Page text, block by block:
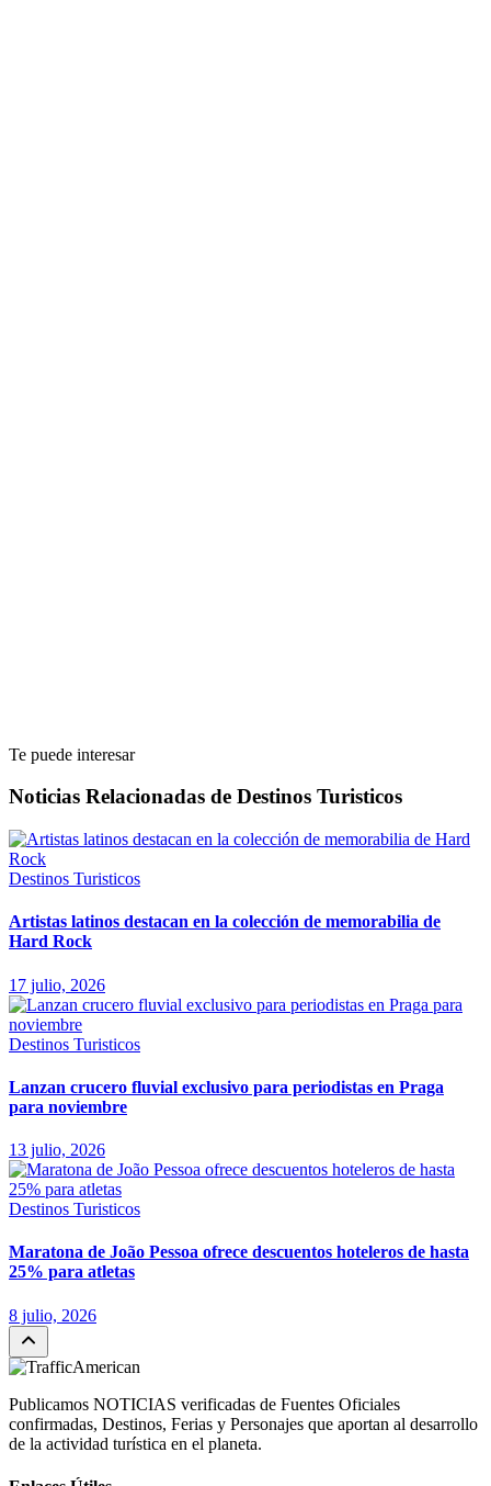
Te puede interesar
Noticias Relacionadas de Destinos Turisticos
Destinos Turisticos
Artistas latinos destacan en la colección de memorabilia de
Hard Rock
17 julio, 2026
Destinos Turisticos
Lanzan crucero fluvial exclusivo para periodistas en Praga
para noviembre
13 julio, 2026
Destinos Turisticos
Maratona de João Pessoa ofrece descuentos hoteleros de hasta
25% para atletas
8 julio, 2026
Publicamos NOTICIAS verificadas de Fuentes Oficiales
confirmadas, Destinos, Ferias y Personajes que aportan al desarrollo
de la actividad turística en el planeta.